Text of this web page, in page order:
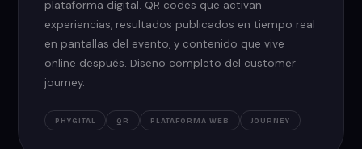
plataforma digital. QR codes que activan
experiencias, resultados publicados en tiempo real
en pantallas del evento, y contenido que vive
online después. Diseño completo del customer
journey.
PHYGITAL QR PLATAFORMA WEB JOURNEY